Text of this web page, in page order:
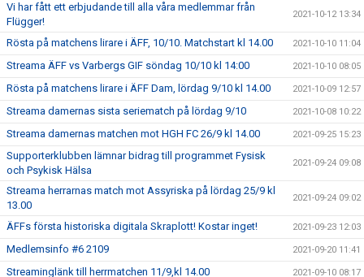
Vi har fått ett erbjudande till alla våra medlemmar från
Flügger!
2021-10-12 13:34
Rösta på matchens lirare i ÄFF, 10/10. Matchstart kl 14.00 2021-10-10 11:04
Streama ÄFF vs Varbergs GIF söndag 10/10 kl 14:00 2021-10-10 08:05
Rösta på matchens lirare i ÄFF Dam, lördag 9/10 kl 14.00 2021-10-09 12:57
Streama damernas sista seriematch på lördag 9/10 2021-10-08 10:22
Streama damernas matchen mot HGH FC 26/9 kl 14.00 2021-09-25 15:23
Supporterklubben lämnar bidrag till programmet Fysisk
och Psykisk Hälsa
2021-09-24 09:08
Streama herrarnas match mot Assyriska på lördag 25/9 kl
13.00
2021-09-24 09:02
ÄFFs första historiska digitala Skraplott! Kostar inget! 2021-09-23 12:03
Medlemsinfo #6 2109 2021-09-20 11:41
Streaminglänk till herrmatchen 11/9,kl 14.00 2021-09-10 08:17